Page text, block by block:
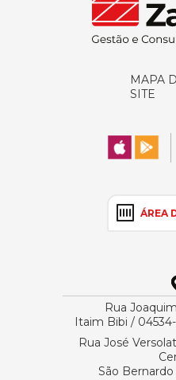
MAPA
SITE
ÁREA
Rua
Itaim Bibi /
Rua José
São